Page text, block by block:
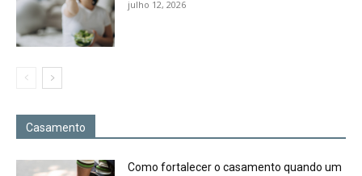
julho 12, 2026
Casamento
Como fortalecer o casamento quando um